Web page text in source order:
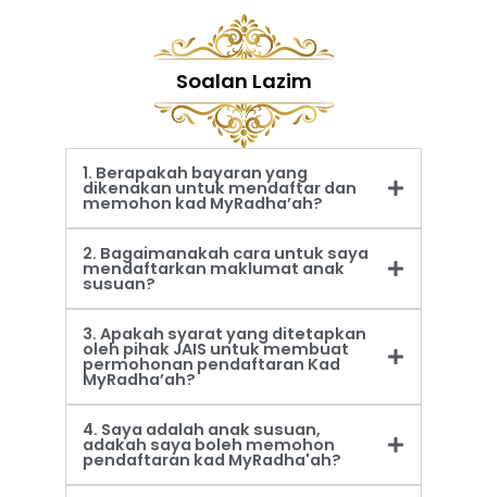
Soalan Lazim
1. Berapakah bayaran yang
dikenakan untuk mendaftar dan
memohon kad MyRadha’ah?
2. Bagaimanakah cara untuk saya
mendaftarkan maklumat anak
susuan?
3. Apakah syarat yang ditetapkan
oleh pihak JAIS untuk membuat
permohonan pendaftaran Kad
MyRadha’ah?
4. Saya adalah anak susuan,
adakah saya boleh memohon
pendaftaran kad MyRadha'ah?